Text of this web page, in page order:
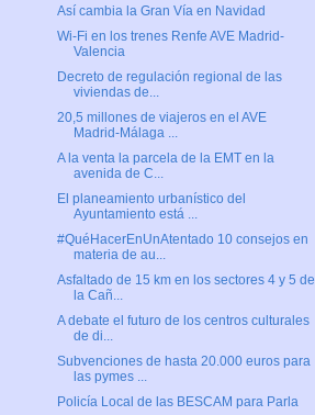
Así cambia la Gran Vía en Navidad
Wi-Fi en los trenes Renfe AVE Madrid-
Valencia
Decreto de regulación regional de las
viviendas de...
20,5 millones de viajeros en el AVE
Madrid-Málaga ...
A la venta la parcela de la EMT en la
avenida de C...
El planeamiento urbanístico del
Ayuntamiento está ...
#QuéHacerEnUnAtentado 10 consejos en
materia de au...
Asfaltado de 15 km en los sectores 4 y 5 de
la Cañ...
A debate el futuro de los centros culturales
de di...
Subvenciones de hasta 20.000 euros para
las pymes ...
Policía Local de las BESCAM para Parla